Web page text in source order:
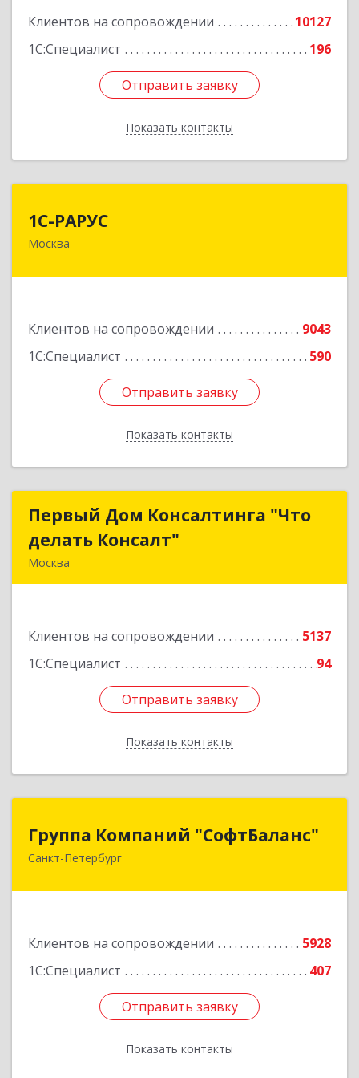
Клиентов на сопровождении
10127
1С:Специалист
196
Отправить заявку
Показать контакты
Отправить заявку
Назад
1С-РАРУС
Москва
Клиентов на сопровождении
9043
1С:Специалист
590
Отправить заявку
Показать контакты
127434, Москва г, Дмитровское ш, дом № 9Б
Отправить заявку
Назад
Первый Дом Консалтинга "Что
делать Консалт"
Москва
Клиентов на сопровождении
5137
1С:Специалист
94
Отправить заявку
Показать контакты
Первый Дом Консалтинга "Что
Отправить заявку
Назад
Группа Компаний "СофтБаланс"
Санкт-Петербург
Клиентов на сопровождении
5928
1С:Специалист
407
Отправить заявку
Показать контакты
Группа Компаний "СофтБаланс"
195112, Санкт-Петербург г, Заневский пр-кт,
Отправить заявку
Назад